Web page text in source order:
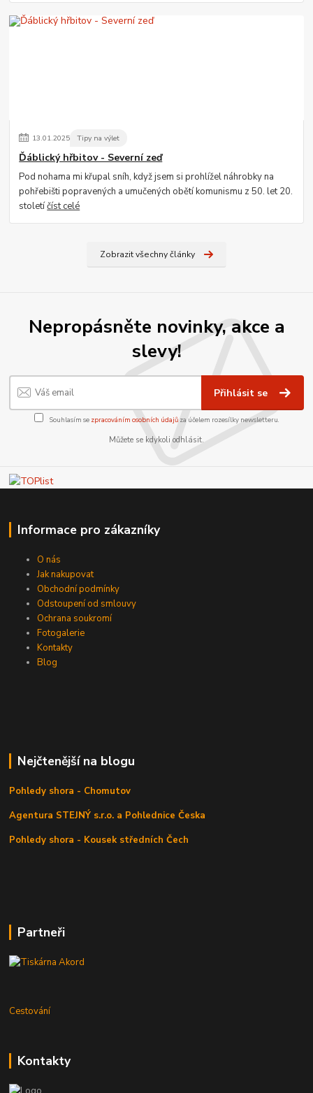
13.01.2025 Tipy na výlet
Ďáblický hřbitov - Severní zeď
Pod nohama mi křupal sníh, když jsem si prohlížel náhrobky na
pohřebišti popravených a umučených obětí komunismu z 50. let 20.
stoletíčíst celé
Zobrazit všechny články
Nepropásněte novinky, akce a
slevy!
Přihlásit se
Souhlasím se zpracováním osobních údajůza účelem rozesílky newsletteru.
Můžete se kdykoli odhlásit.
Informace pro zákazníky
O nás
Jak nakupovat
Obchodní podmínky
Odstoupení od smlouvy
Ochrana soukromí
Fotogalerie
Kontakty
Blog
Nejčtenější na blogu
Pohledy shora - Chomutov
Agentura STEJNÝ s.r.o. a Pohlednice Česka
Pohledy shora - Kousek středních Čech
Partneři
Cestování
Kontakty